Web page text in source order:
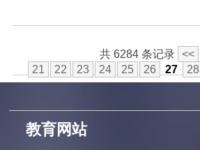
共 6284 条记录 <<
21
22 23 24 25 26 27 28
教育网站